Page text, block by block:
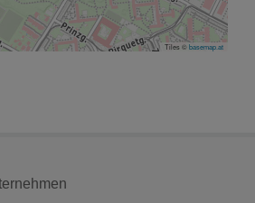
Tiles ©basemap.at